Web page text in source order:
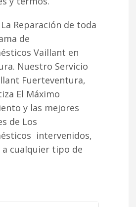
Reparación de toda
de
Vaillant en
Nuestro Servicio
Fuerteventura,
El Máximo
y las mejores
de Los
intervenidos,
cualquier tipo de